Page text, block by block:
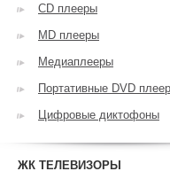
CD плееры
MD плееры
Медиаплееры
Портативные DVD
Цифровые диктофоны
ЖК ТЕЛЕВИЗОРЫ